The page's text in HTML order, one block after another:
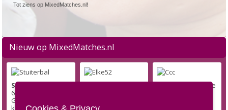
Tot ziens op MixedMatches.nl!
Nieuw op MixedMatches.nl
Stuiterbal
63 jarige
Gekleurde Vrouw,
komt uit Groningen
Emmen en zoekt
is een 57 jarige